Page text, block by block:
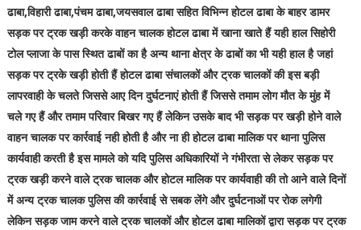
ढाबा,विहारी ढाबा,पंचम ढाबा,जयसवाल ढाबा सहित विभिन्न होटल ढाबा के बाहर डामर
सड़क पर ट्रक खड़ी करके वाहन चालक होटल ढाबा में खाना खाते हैं यही हाल सिहोरी
टोल प्लाजा के पास स्थित ढाबों का है अन्य थाना क्षेत्र के ढाबों का भी यही हाल है जहां
सड़क पर ट्रके खड़ी होती हैं होटल ढाबा संचालकों और ट्रक चालकों की इस बड़ी
लापरवाही के चलते जिससे आए दिन दुर्घटनाएं होती हैं जिससे तमाम लोग मौत के मुंह में
चले गए हैं और तमाम परिवार बिखर गए हैं लेकिन उसके बाद भी सड़क पर खड़ी होने वाले
वाहन चालक पर कार्रवाई नही होती है और ना ही होटल ढाबा मालिक पर थाना पुलिस
कार्यवाही करती है इस मामले को यदि पुलिस अधिकारियों ने गंभीरता से लेकर सड़क पर
ट्रक खड़ी करने वाले ट्रक चालक और होटल मालिक पर कार्यवाही की तो आने वाले दिनों
में अन्य ट्रक चालक पुलिस की कार्रवाई से सबक लेंगे और दुर्घटनाओं पर रोक लगेगी
लेकिन सड़क जाम करने वाले ट्रक चालकों और होटल ढाबा मालिकों द्वारा सड़क पर ट्रक